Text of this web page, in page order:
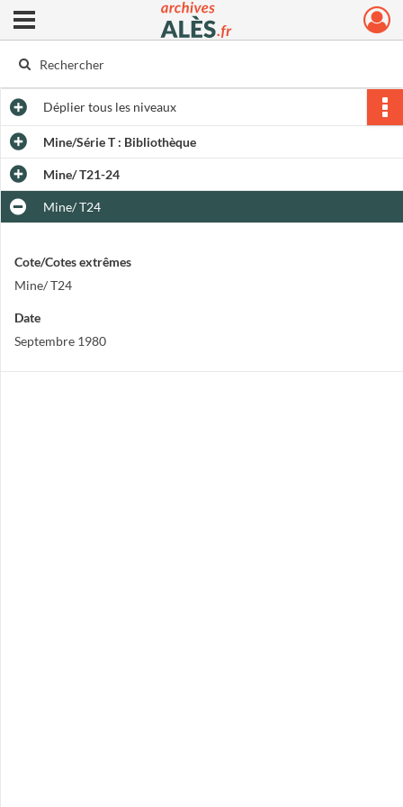
Archives municipales d'Alès
Ouvrir le menu déroulant
Dépliertous les niveaux
Mine/Série T : Bibliothèque
Mine/ T21-24
Mine/ T24
Cote/Cotes extrêmes
Mine/ T24
Date
Septembre 1980